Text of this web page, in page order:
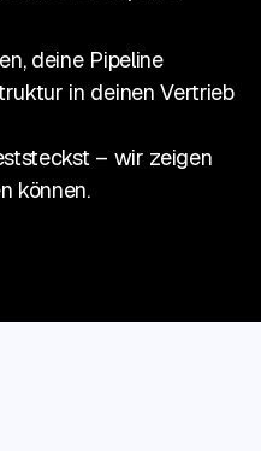
deine Pipeline
in deinen Vertrieb
– wir zeigen
können.